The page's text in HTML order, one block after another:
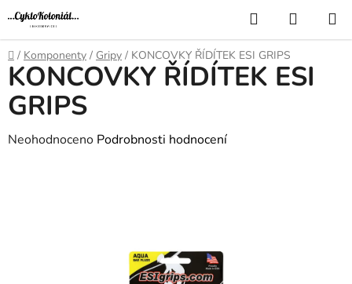
Přejít
na
obsah
Hledat
KOŠÍK
Domů
/ Komponenty / Gripy / KONCOVKY ŘÍDÍTEK ESI GRIPS
KONCOVKY ŘÍDÍTEK ESI
GRIPS
Průměrné
Neohodnoceno Podrobnosti hodnocení